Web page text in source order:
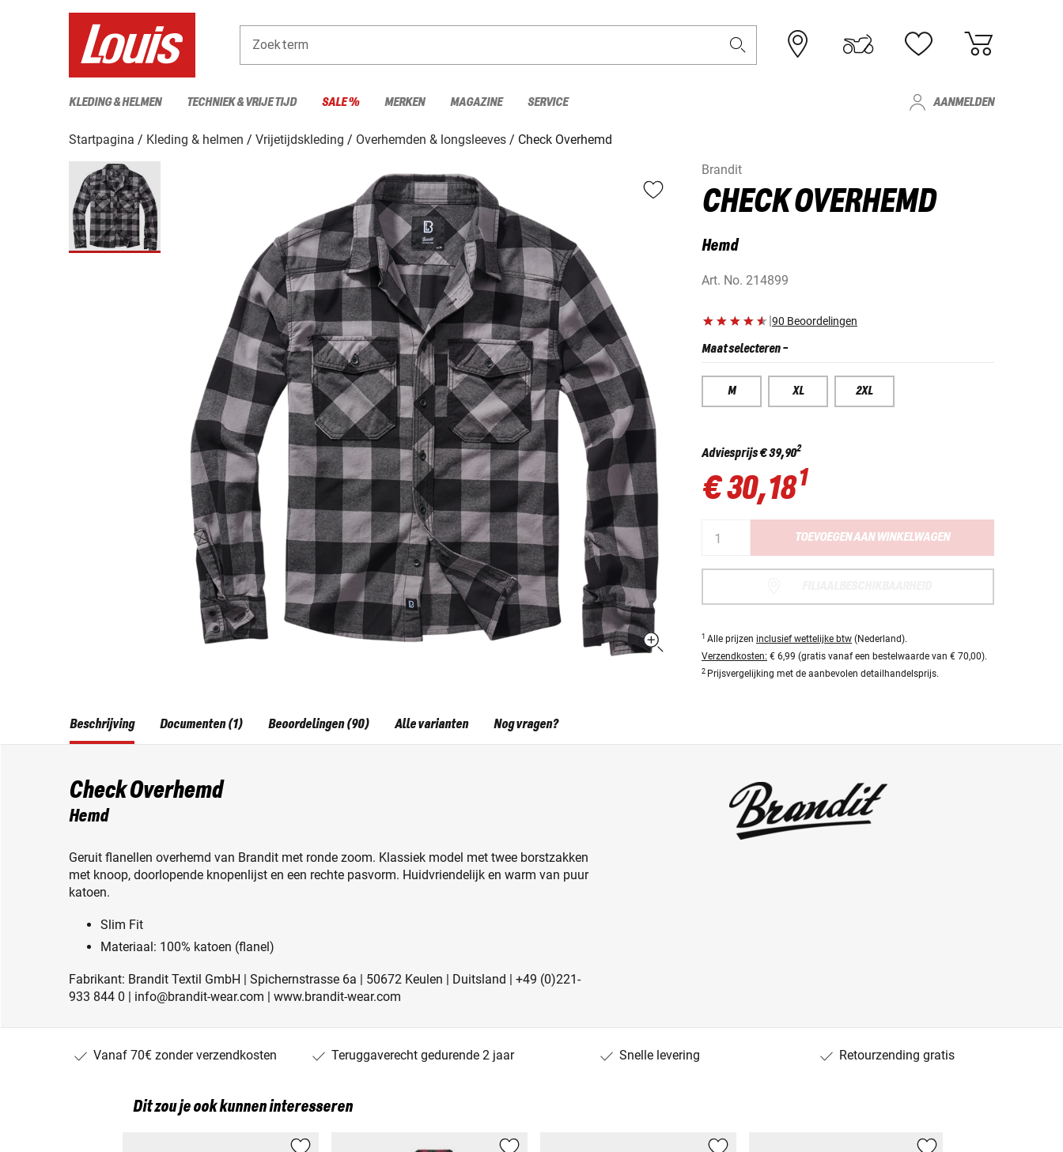
Zoekterm
KLEDING & HELMEN TECHNIEK & VRIJE TIJD SALE % MERKEN MAGAZINE SERVICE AANMELDEN
Startpagina Kleding & helmen Vrijetijdskleding Overhemden & longsleeves
Check Overhemd
Brandit
CHECK OVERHEMD
Hemd
Art. No. 214899
|90 Beoordelingen
Maat selecteren-
M XL 2XL
Adviesprijs€ 39,902
€ 30,181
TOEVOEGEN AAN WINKELWAGEN
1 Alle prijzen inclusief wettelijke btw (Nederland).
Verzendkosten: € 6,99 (gratis vanaf een bestelwaarde van € 70,00).
2 Prijsvergelijking met de aanbevolen detailhandelsprijs.
Beschrijving
Check Overhemd
Hemd
Geruit flanellen overhemd van Brandit met ronde zoom. Klassiek model met twee borstzakken
met knoop, doorlopende knopenlijst en een rechte pasvorm. Huidvriendelijk en warm van puur
katoen.
Slim Fit
Materiaal: 100% katoen (flanel)
Fabrikant: Brandit Textil GmbH | Spichernstrasse 6a | 50672 Keulen | Duitsland | +49 (0)221-
933 844 0 | info@brandit-wear.com | www.brandit-wear.com
Documenten (1) Beoordelingen (90) Alle varianten Nog vragen?
Vanaf 70€ zonder verzendkosten Teruggaverecht gedurende 2 jaar Snelle levering Retourzending gratis
Dit zou je ook kunnen interesseren